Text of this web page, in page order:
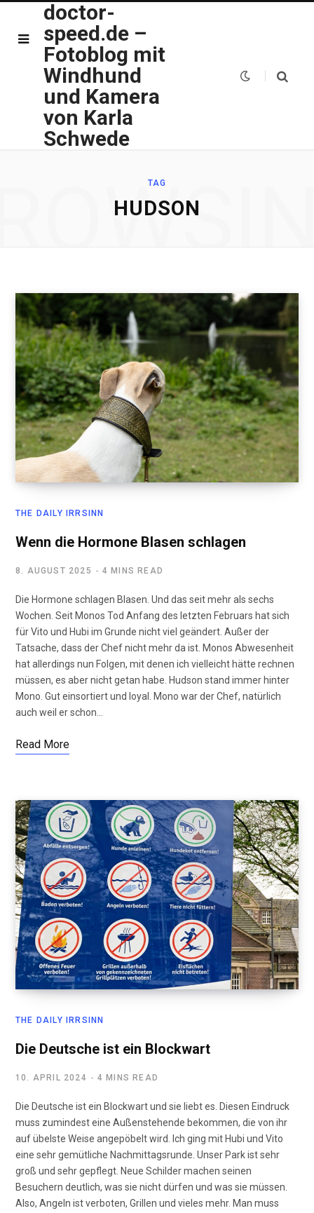
doctor-
speed.de –
Fotoblog mit
Windhund
und Kamera
von Karla
Schwede
TAG
HUDSON
THE DAILY IRRSINN
Wenn die Hormone Blasen schlagen
8. AUGUST 2025 4 MINS READ
Die Hormone schlagen Blasen. Und das seit mehr als sechs
Wochen. Seit Monos Tod Anfang des letzten Februars hat sich
für Vito und Hubi im Grunde nicht viel geändert. Außer der
Tatsache, dass der Chef nicht mehr da ist. Monos Abwesenheit
hat allerdings nun Folgen, mit denen ich vielleicht hätte rechnen
müssen, es aber nicht getan habe. Hudson stand immer hinter
Mono. Gut einsortiert und loyal. Mono war der Chef, natürlich
auch weil er schon…
Read More
THE DAILY IRRSINN
Die Deutsche ist ein Blockwart
10. APRIL 2024 4 MINS READ
Die Deutsche ist ein Blockwart und sie liebt es. Diesen Eindruck
muss zumindest eine Außenstehende bekommen, die von ihr
auf übelste Weise angepöbelt wird. Ich ging mit Hubi und Vito
eine sehr gemütliche Nachmittagsrunde. Unser Park ist sehr
groß und sehr gepflegt. Neue Schilder machen seinen
Besuchern deutlich, was sie nicht dürfen und was sie müssen.
Also, Angeln ist verboten, Grillen und vieles mehr. Man muss